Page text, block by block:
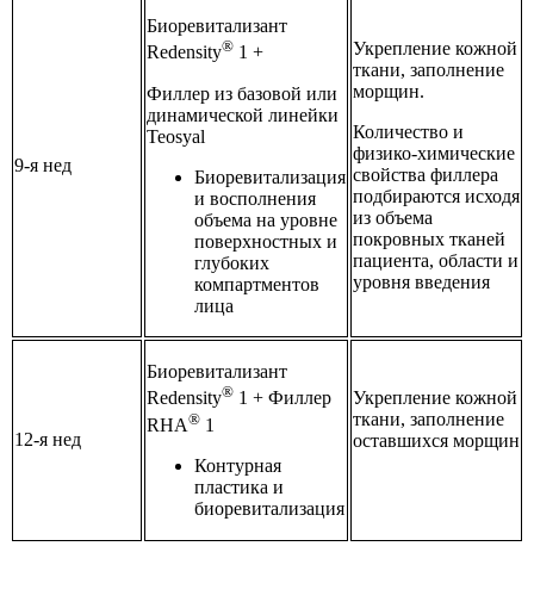
9-я нед
Биоревитализант
Redensity® 1 +
Филлер из базовой или
динамической линейки
Teosyal
Биоревитализация
и восполнения
объема на уровне
поверхностных и
глубоких
компартментов
лица
Укрепление кожной
ткани, заполнение
морщин.
Количество и
физико-химические
свойства филлера
подбираются исходя
из объема
покровных тканей
пациента, области и
уровня введения
12-я нед
Биоревитализант
Redensity® 1 + Филлер
RHA® 1
Контурная
пластика и
биоревитализация
Укрепление кожной
ткани, заполнение
оставшихся морщин